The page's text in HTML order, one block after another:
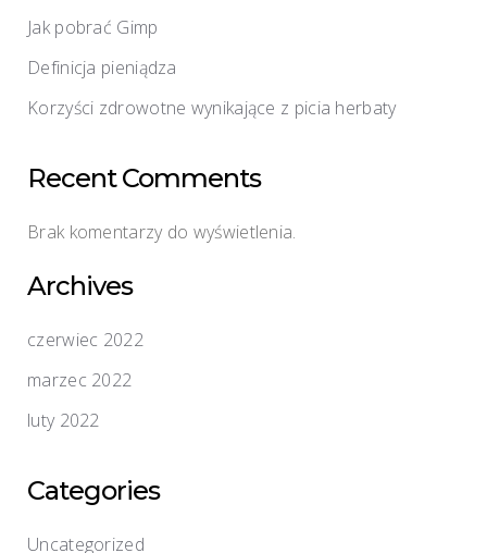
Jak pobrać Gimp
Definicja pieniądza
Korzyści zdrowotne wynikające z picia herbaty
Recent Comments
Brak komentarzy do wyświetlenia.
Archives
czerwiec 2022
marzec 2022
luty 2022
Categories
Uncategorized